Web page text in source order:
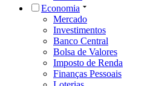
Economia
Mercado
Investimentos
Banco Central
Bolsa de Valores
Imposto de Renda
Finanças Pessoais